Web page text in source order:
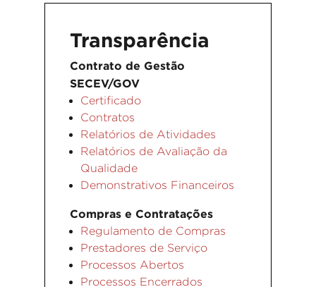
Transparência
Contrato de Gestão
SECEV/GOV
Certificado
Contratos
Relatórios de Atividades
Relatórios de Avaliação da
Qualidade
Demonstrativos Financeiros
Compras e Contratações
Regulamento de Compras
Prestadores de Serviço
Processos Abertos
Processos Encerrados